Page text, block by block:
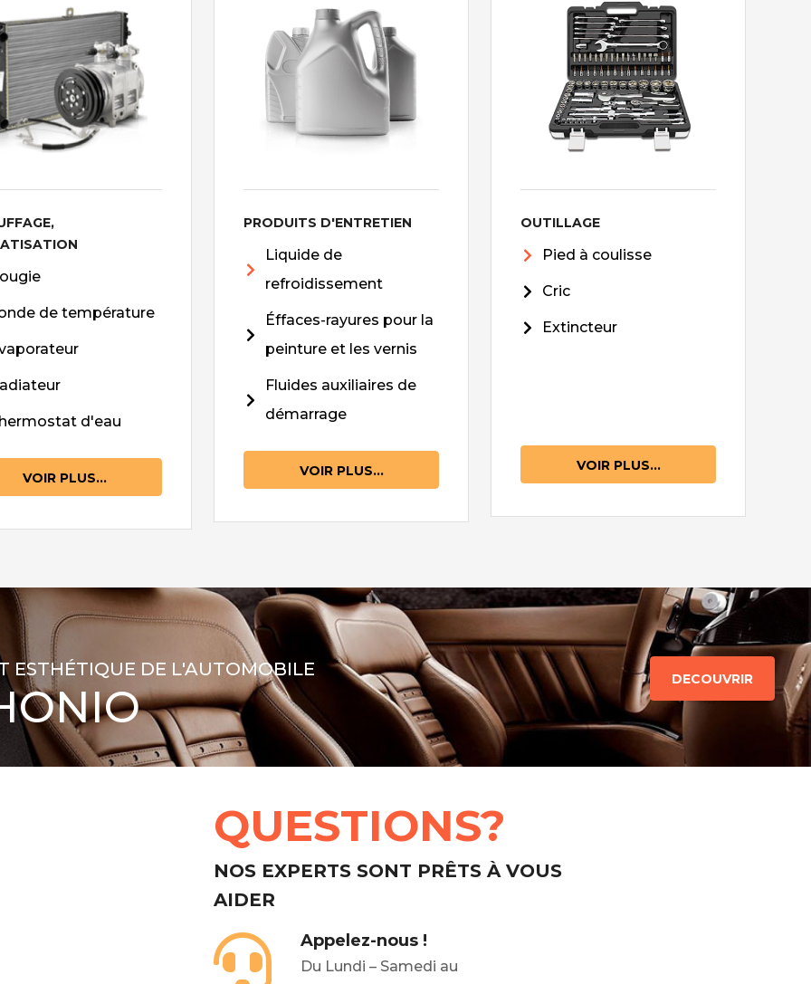
de température
d'eau
VOIR PLUS...
PRODUITS D'ENTRETIEN
Liquide de
refroidissement
Éffaces-rayures pour la
peinture et les vernis
Fluides auxiliaires de
démarrage
VOIR PLUS...
OUTILLAGE
Pied à coulisse
Cric
Extincteur
VOIR PLUS...
ESTHÉTIQUE DE L'AUTOMOBILE DECOUVRIR
QUESTIONS?
NOS EXPERTS SONT PRÊTS À VOUS
AIDER
Appelez-nous !
Du Lundi – Samedi au